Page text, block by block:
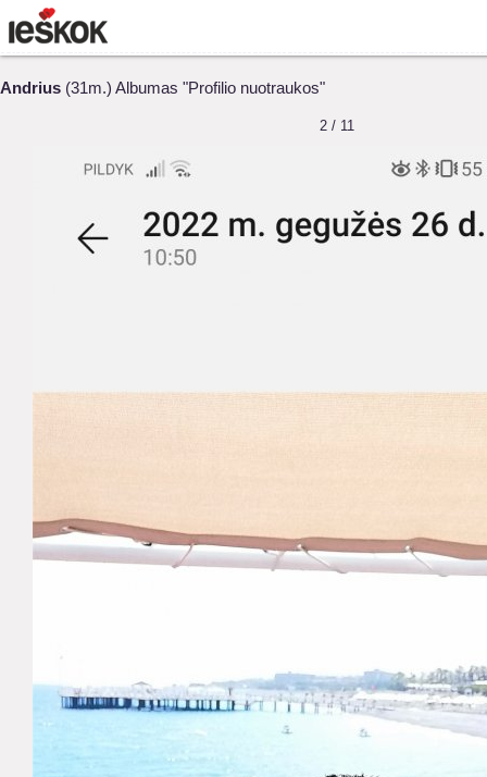
Andrius (31m.) Albumas "Profilio nuotraukos"
2 / 11